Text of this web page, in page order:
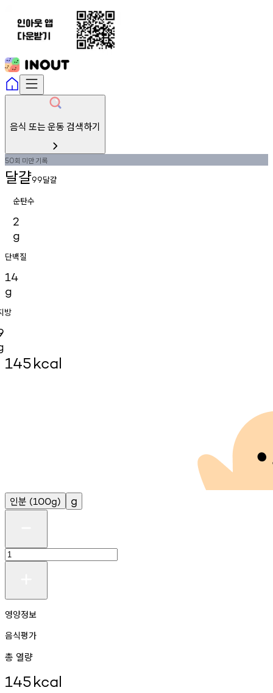
음식 또는 운동 검색하기
50회 미만기록
달걀99달걀
순탄수
2
g
단백질
14
g
방
145kcal
인분 (100g) g
영양정보
음식평가
총 열량
145kcal